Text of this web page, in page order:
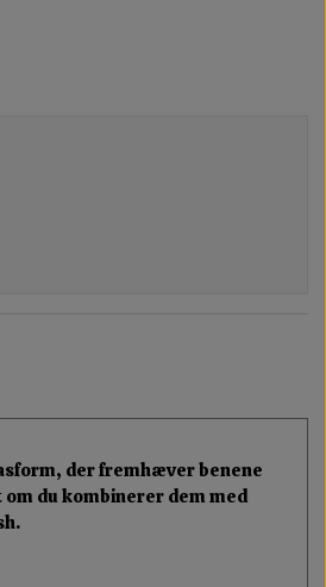
der fremhæver benene
du kombinerer dem med